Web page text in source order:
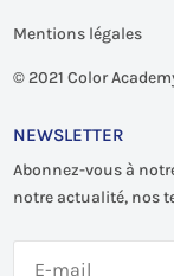
Mentions légales
© 2021 Color
NEWSLETTER
Abonnez-vous à
notre actualité, nos